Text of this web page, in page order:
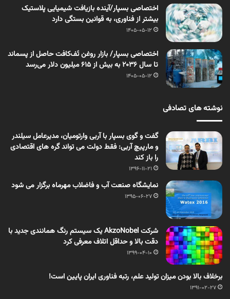
اختصاصی بسپار/آینده بازیافت شیمیایی پلاستیک
بیشتر از فناوری، به قوانین بستگی دارد
1405-05-12
اختصاصی بسپار/ بازار روغن تَف‌کافت حاصل از پسماند
تا سال ۲۰۳۶ به بیش از ۶۱۵ میلیون دلار می‌رسد
1405-05-12
نوشته های تصادفی
گفت و گوی بسپار با آربی وارتومیان، مدیرعامل سیلندر
و مارپیچ آربی: فقط دولت می­ تواند گره ­های اقتصادی
را باز کند
1396-11-21
نمایشگاه صنعت آب و فاضلاب مهرماه برگزار می شود
1395-06-27
شرکت AkzoNobel یک سیستم رنگ همانندی جدید با
دقت بالا و حداقل اتلاف معرفی کرد
1399-04-10
برخلاف بالا بودن میزان تولید علم، رتبه فناوری ایران پایین است!
1391-02-27